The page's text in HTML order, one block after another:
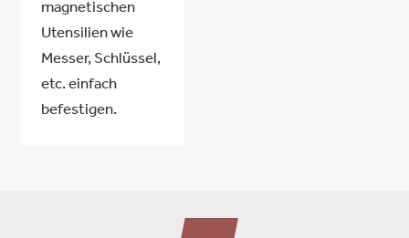
magnetischen
Utensilien wie
Messer, Schlüssel,
etc. einfach
befestigen.